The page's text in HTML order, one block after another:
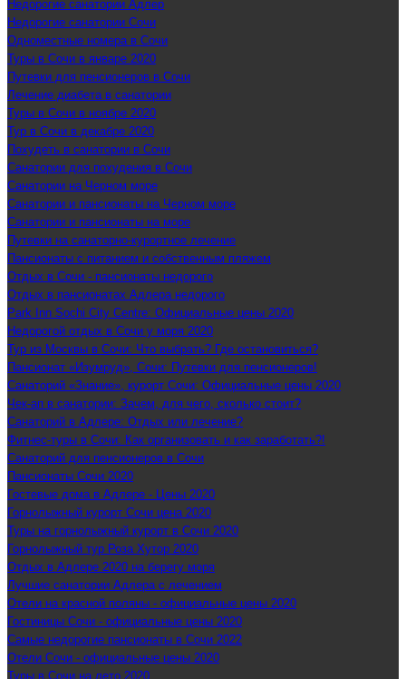
Недорогие санатории Адлер
Недорогие санатории Сочи
Одноместные номера в Сочи
Туры в Сочи в январе 2020
Путевки для пенсионеров в Сочи
Лечение диабета в санатории
Туры в Сочи в ноябре 2020
Тур в Сочи в декабре 2020
Похудеть в санатории в Сочи
Санатории для похудения в Сочи
Санатории на Черном море
Санатории и пансионаты на Черном море
Санатории и пансионаты на море
Путевки на санаторно-курортное лечение
Пансионаты с питанием и собственным пляжем
Отдых в Сочи - пансионаты недорого
Отдых в пансионатах Адлера недорого
Park Inn Sochi City Centre: Официальные цены 2020
Недорогой отдых в Сочи у моря 2020
Тур из Москвы в Сочи: Что выбрать? Где остановиться?
Пансионат «Изумруд», Сочи: Путевки для пенсионеров!
Санаторий «Знание», курорт Сочи: Официальные цены 2020
Чек-ап в санатории: Зачем, для чего, сколько стоит?
Санаторий в Адлере: Отдых или лечение?
Фитнес-туры в Сочи: Как организовать и как заработать?!
Санаторий для пенсионеров в Сочи
Пансионаты Сочи 2020
Гостевые дома в Адлере - Цены 2020
Горнолыжный курорт Сочи цена 2020
Туры на горнолыжный курорт в Сочи 2020
Горнолыжный тур Роза Хутор 2020
Отдых в Адлере 2020 на берегу моря
Лучшие санатории Адлера с лечением
Отели на красной поляны - официальные цены 2020
Гостиницы Сочи - официальные цены 2020
Самые недорогие пансионаты в Сочи 2022
Отели Сочи - официальные цены 2020
Туры в Сочи на лето 2020